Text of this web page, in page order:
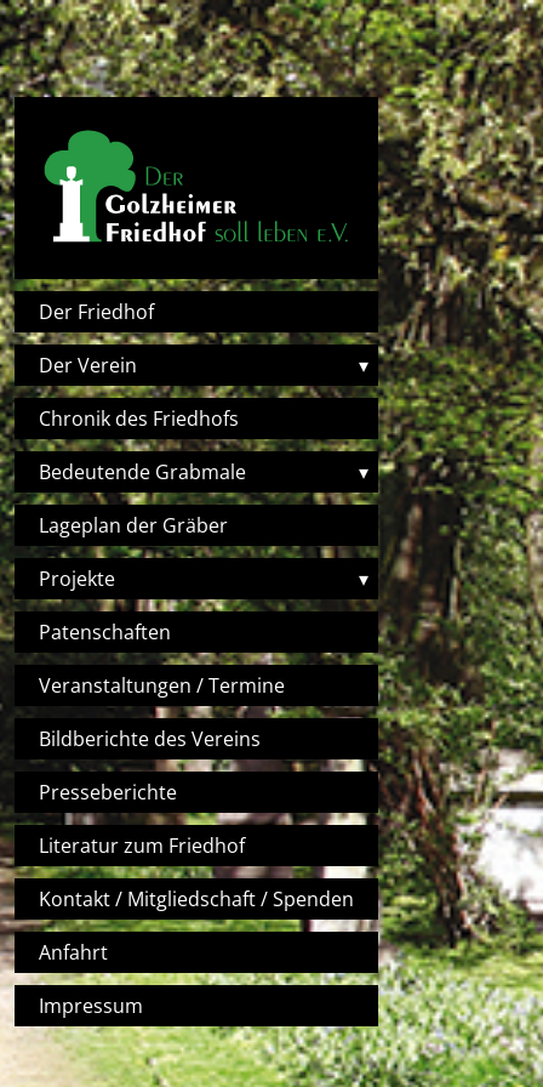
Direkt zum Inhalt
Hauptnavigation
Der Friedhof
Der Verein
▾
Chronik des Friedhofs
Bedeutende Grabmale
▾
Lageplan der Gräber
Projekte
▾
Patenschaften
Veranstaltungen / Termine
Bildberichte des Vereins
Presseberichte
Literatur zum Friedhof
Kontakt / Mitgliedschaft / Spenden
Anfahrt
Impressum